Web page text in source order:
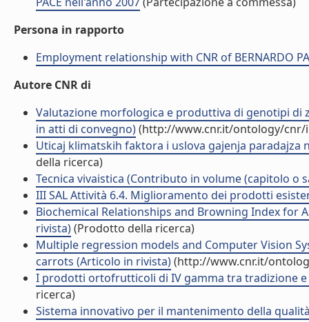
Persona in rapporto
Employment relationship with CNR of BERNARDO
Autore CNR di
Valutazione morfologica e produttiva di genotipi
in atti di convegno)(http://www.cnr.it/ontology/
Uticaj klimatskih faktora i uslova gajenja
della ricerca)
Tecnica vivaistica (Contributo in volume (capitolo o
III SAL Attività 6.4. Miglioramento dei prodotti
Biochemical Relationships and Browning Index for
rivista)(Prodotto della ricerca)
Multiple regression models and Computer Vision
carrots (Articolo in rivista)(http://www.cnr.it/
I prodotti ortofrutticoli di IV gamma tra tradizione
ricerca)
Sistema innovativo per il mantenimento della